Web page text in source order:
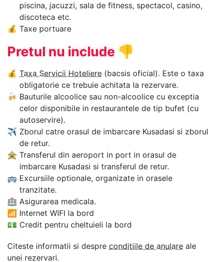
piscina, jacuzzi, sala de fitness, spectacol, casino,
discoteca etc.
💰 Taxe portuare
Pretul nu include 👎
💰 Taxa Servicii Hoteliere (bacsis oficial). Este o taxa
obligatorie ce trebuie achitata la rezervare.
🍻 Bauturile alcoolice sau non-alcoolice cu exceptia
celor disponibile in restaurantele de tip bufet (cu
autoservire).
✈ Zborul catre orasul de imbarcare Kusadasi si zborul
de retur.
🚖 Transferul din aeroport in port in orasul de
imbarcare Kusadasi si transferul de retur.
🚌 Excursiile optionale, organizate in orasele
tranzitate.
🏥 Asigurarea medicala.
📶 Internet WIFI la bord
💵 Credit pentru cheltuieli la bord
Citeste informatii si despre conditiile de anulare ale
unei rezervari.